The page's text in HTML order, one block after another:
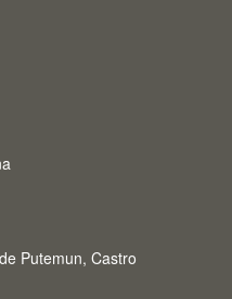
Putemun, Castro